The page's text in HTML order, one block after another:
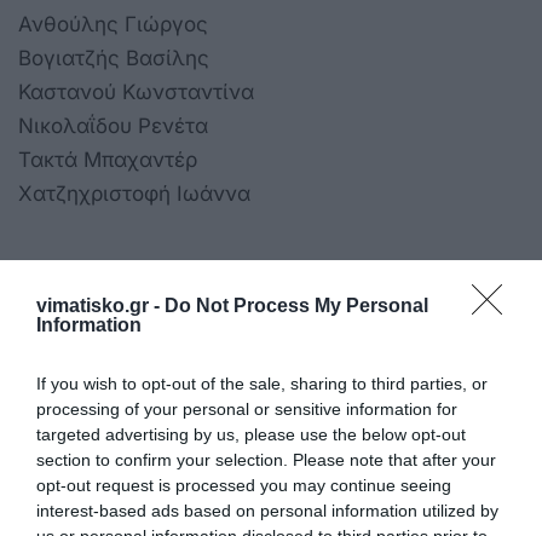
vimatisko.gr - Do Not Process My Personal
Information
If you wish to opt-out of the sale, sharing to third parties, or
processing of your personal or sensitive information for
targeted advertising by us, please use the below opt-out
section to confirm your selection. Please note that after your
opt-out request is processed you may continue seeing
interest-based ads based on personal information utilized by
Ανθούλης Γιώργος
Βογιατζής Βασίλης
Καστανού Κωνσταντίνα
Νικολαΐδου Ρενέτα
Τακτά Μπαχαντέρ
Χατζηχριστοφή Ιωάννα
Η ανωνυμία είναι το καλύτερο κρησφύγετο δειλίας και
Σχόλια 0